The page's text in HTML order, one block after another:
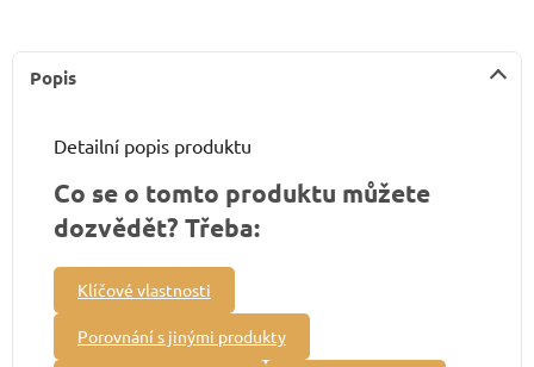
Popis
Detailní popis produktu
Co se o tomto produktu můžete
dozvědět? Třeba:
Klíčové vlastnosti
Porovnání s jinými produkty